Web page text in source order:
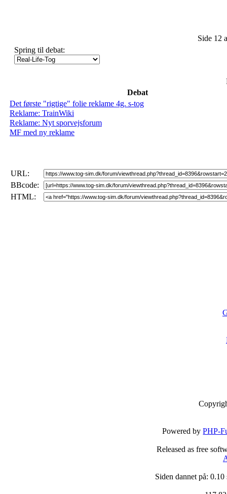
Side 12
Spring til debat:
Debat
Det første "rigtige" folie reklame 4g. s-tog
Reklame: TrainWiki
Reklame: Nyt sporvejsforum
MF med ny reklame
URL:
BBcode:
HTML:
Powered byPHP-
Released as free
Siden dannet på: